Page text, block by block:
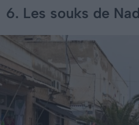
6. Les souks de